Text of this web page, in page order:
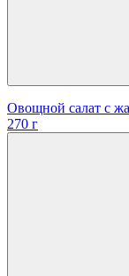
Овощной салат с
270 г